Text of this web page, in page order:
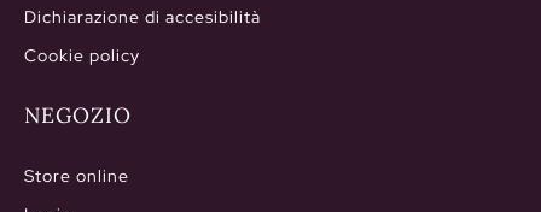
Dichiarazione di accesibilità
Cookie policy
NEGOZIO
Store online